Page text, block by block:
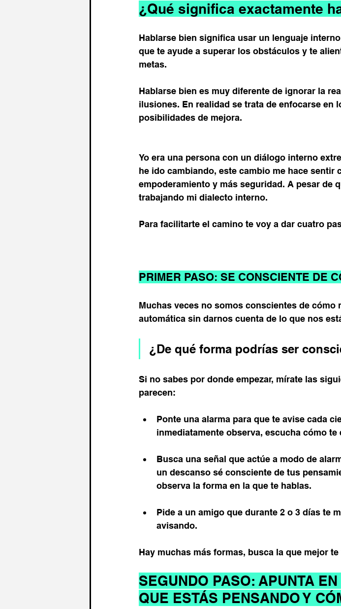
¿Qué significa exactamente
Hablarse bien significa usar un lenguaje
que te ayude a superar los obstáculos y te
metas.
Hablarse bien es muy diferente de ignorar la
ilusiones. En realidad se trata de enfocarse en
posibilidades de mejora.
Yo era una persona con un diálogo interno
he ido cambiando, este cambio me hace sentir
empoderamiento y más seguridad. A pesar de
trabajando mi dialecto interno.
Para facilitarte el camino te voy a dar cuatro
PRIMER PASO: SE CONSCIENTE DE
Muchas veces no somos conscientes de cómo
automática sin darnos cuenta de lo que nos
¿De qué forma podrías ser
Si no sabes por donde empezar, mírate las
parecen:
Ponte una alarma para que te avise cada
inmediatamente observa, escucha cómo te
Busca una señal que actúe a modo de
un descanso sé consciente de tus
observa la forma en la que te hablas.
Pide a un amigo que durante 2 o 3 días te
avisando.
Hay muchas más formas, busca la que mejor te
SEGUNDO PASO: APUNTA
QUE ESTÁS PENSANDO Y